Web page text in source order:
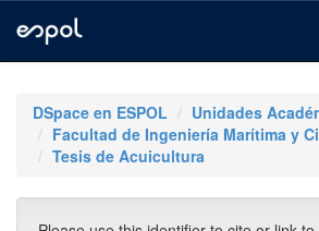
navigationDSpace en ESPOL
Unidades
Facultad de Ingeniería Marítima y
Tesis de Acuicultura